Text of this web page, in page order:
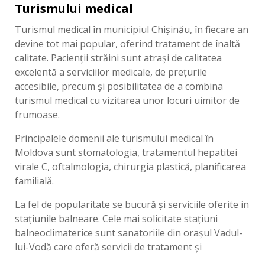
Turismului medical
Turismul medical în municipiul Chișinău, în fiecare an
devine tot mai popular, oferind tratament de înaltă
calitate. Pacienții străini sunt atrași de calitatea
excelentă a serviciilor medicale, de prețurile
accesibile, precum și posibilitatea de a combina
turismul medical cu vizitarea unor locuri uimitor de
frumoase.
Principalele domenii ale turismului medical în
Moldova sunt stomatologia, tratamentul hepatitei
virale C, oftalmologia, chirurgia plastică, planificarea
familială.
La fel de popularitate se bucură și serviciile oferite in
stațiunile balneare. Cele mai solicitate stațiuni
balneoclimaterice sunt sanatoriile din orașul Vadul-
lui-Vodă care oferă servicii de tratament şi